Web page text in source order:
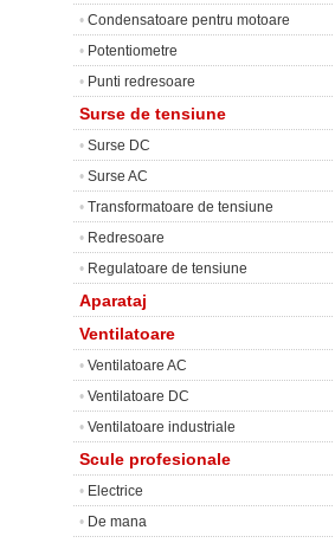
• Condensatoare pentru motoare
• Potentiometre
• Punti redresoare
Surse de tensiune
• Surse DC
• Surse AC
• Transformatoare de tensiune
• Redresoare
• Regulatoare de tensiune
Aparataj
Ventilatoare
• Ventilatoare AC
• Ventilatoare DC
• Ventilatoare industriale
Scule profesionale
• Electrice
• De mana